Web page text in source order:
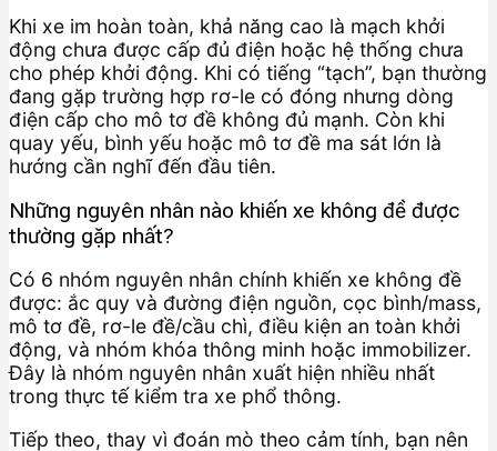
Khi xe im hoàn toàn, khả năng cao là mạch khởi
động chưa được cấp đủ điện hoặc hệ thống chưa
cho phép khởi động. Khi có tiếng “tạch”, bạn thường
đang gặp trường hợp rơ-le có đóng nhưng dòng
điện cấp cho mô tơ đề không đủ mạnh. Còn khi
quay yếu, bình yếu hoặc mô tơ đề ma sát lớn là
hướng cần nghĩ đến đầu tiên.
Những nguyên nhân nào khiến xe không đề được
thường gặp nhất?
Có 6 nhóm nguyên nhân chính khiến xe không đề
được: ắc quy và đường điện nguồn, cọc bình/mass,
mô tơ đề, rơ-le đề/cầu chì, điều kiện an toàn khởi
động, và nhóm khóa thông minh hoặc immobilizer.
Đây là nhóm nguyên nhân xuất hiện nhiều nhất
trong thực tế kiểm tra xe phổ thông.
Tiếp theo, thay vì đoán mò theo cảm tính, bạn nên